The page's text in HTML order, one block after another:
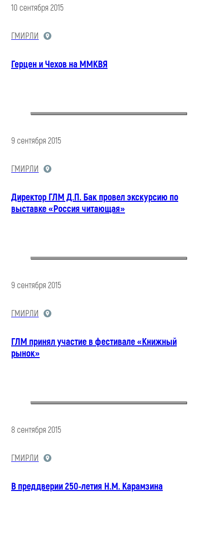
10 сентября 2015
ГМИРЛИ
Герцен и Чехов на ММКВЯ
9 сентября 2015
ГМИРЛИ
Директор ГЛМ Д.П. Бак провел экскурсию по
выставке «Россия читающая»
9 сентября 2015
ГМИРЛИ
ГЛМ принял участие в фестивале «Книжный
рынок»
8 сентября 2015
ГМИРЛИ
В преддверии 250-летия Н.М. Карамзина